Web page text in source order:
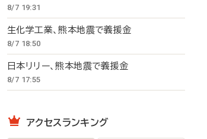
8/7 19:31
生化学工業、熊本地震で義援金
8/7 18:50
日本リリー、熊本地震で義援金
8/7 17:55
アクセスランキング